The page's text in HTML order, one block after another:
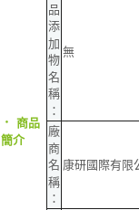
‧ 商品
簡介
品
添
加
物
名
稱
：
無
廠
商
名
稱
：
康研國際有限